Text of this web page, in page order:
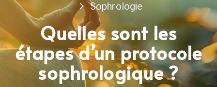
Sophrologie
Quelles sont les
étapes d’un protocole
sophrologique ?